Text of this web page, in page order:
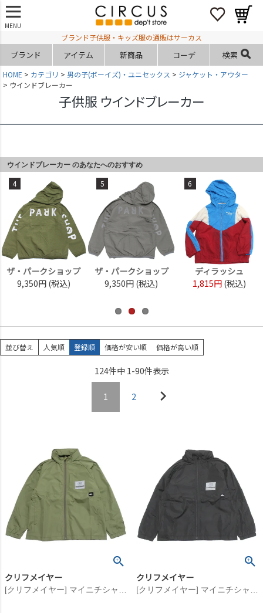
MENU
ブランド子供服・キッズ服の通販はサーカス
ブランド アイテム 新商品 コーデ 検索
HOME カテゴリ 男の子(ボーイズ)・ユニセックス
ジャケット・アウター
ウインドブレーカー
子供服 ウインドブレーカー
ウインドブレーカー のあなたへのおすすめ
4
ザ・パークショップ
9,350円 (税込)
5
ザ・パークショップ
9,350円 (税込)
6
ディラッシュ
1,815円 (税込)
並び替え 人気順 登録順 価格が安い順 価格が高い順
124件中 1-90件表示
1 2
クリフメイヤー クリフメイヤー